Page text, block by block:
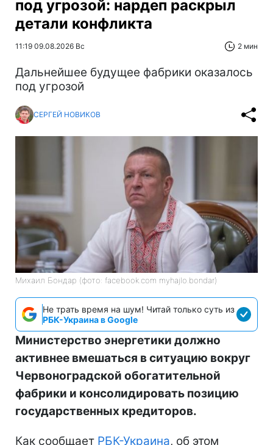
под угрозой: нардеп раскрыл
детали конфликта
11:19 09.08.2026 Вс 2 мин
Дальнейшее будущее фабрики оказалось
под угрозой
СЕРГЕЙ НОВИКОВ
Михаил Бондар (фото: facebook.com myhajlo.bondar)
Не трать время на шум! Читай только суть из
РБК-Украина в Google
Министерство энергетики должно
активнее вмешаться в ситуацию вокруг
Червоноградской обогатительной
фабрики и консолидировать позицию
государственных кредиторов.
Как сообщает РБК-Украина, об этом